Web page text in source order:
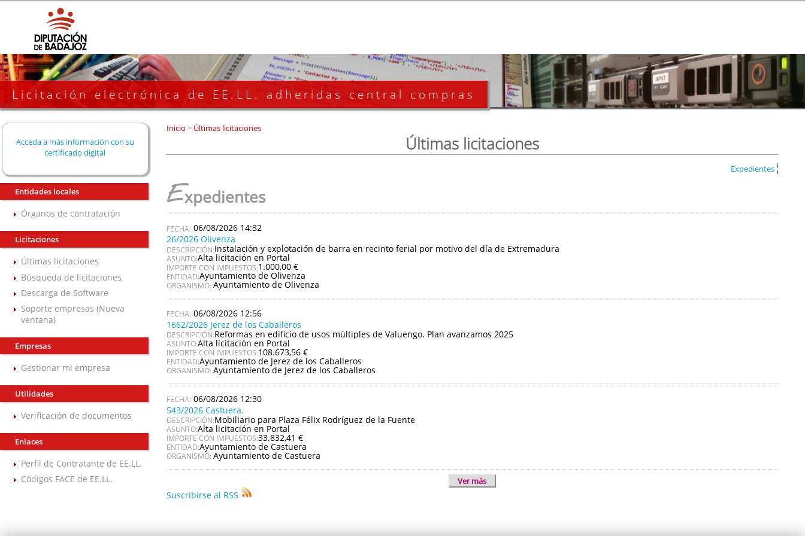
Licitación electrónica de EE.LL. adheridas central compras
Acceda a más información con su
certificado digital
Entidades locales
Órganos de contratación
Licitaciones
Últimas licitaciones
Búsqueda de licitaciones
Descarga de Software
Soporte empresas (Nueva
ventana)
Empresas
Gestionar mi empresa
Utilidades
Verificación de documentos
Enlaces
Perfil de Contratante de EE.LL.
Códigos FACE de EE.LL.
Inicio >Últimas licitaciones
Últimas licitaciones
Expedientes
Expedientes
06/08/2026 14:32
26/2026 Olivenza
DESCRIPCIÓN:Instalación y explotación de barra en recinto ferial por motivo del día de Extremadura
ASUNTO:Alta licitación en Portal
IMPORTE CON IMPUESTOS:1.000,00 €
ENTIDAD:Ayuntamiento de Olivenza
ORGANISMO: Ayuntamiento de Olivenza
06/08/2026 12:56
1662/2026 Jerez de los Caballeros
DESCRIPCIÓN:Reformas en edificio de usos múltiples de Valuengo. Plan avanzamos 2025
ASUNTO:Alta licitación en Portal
IMPORTE CON IMPUESTOS:108.673,56 €
ENTIDAD:Ayuntamiento de Jerez de los Caballeros
ORGANISMO: Ayuntamiento de Jerez de los Caballeros
06/08/2026 12:30
543/2026 Castuera.
DESCRIPCIÓN:Mobiliario para Plaza Félix Rodríguez de la Fuente
ASUNTO:Alta licitación en Portal
IMPORTE CON IMPUESTOS:33.832,41 €
ENTIDAD:Ayuntamiento de Castuera
ORGANISMO: Ayuntamiento de Castuera
Ver más
Suscribirse al RSS